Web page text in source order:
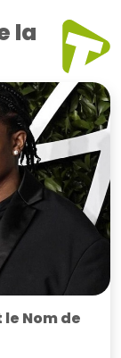
la
Nom de